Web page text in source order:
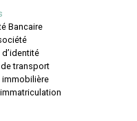
Bancaire
transport
immobilière